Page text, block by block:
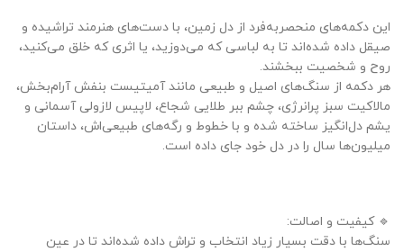
این دکمه‌های منحصربه‌فرد از دل زمین، با دست‌های هنرمند تراشیده و
صیقل داده شده‌اند تا به لباسی که می‌دوزید، یا اثری که خلق می‌کنید،
روح و شخصیت ببخشند.
هر دکمه از سنگ‌های اصیل و طبیعی مانند آمیتیست بنفش آرام‌بخش،
مالاکیت سبز پرانرژی، چشم ببر طلایی شجاع، لاپیس لازولی آسمانی و
یشم دل‌انگیز ساخته شده و با خطوط و رگه‌های طبیعی‌اش، داستان
میلیون‌ها سال را در دل خود جای داده است.
🔹 کیفیت و اصالت:
سنگ‌ها با دقت بسیار زیاد انتخاب و تراش داده شده‌اند تا در عین